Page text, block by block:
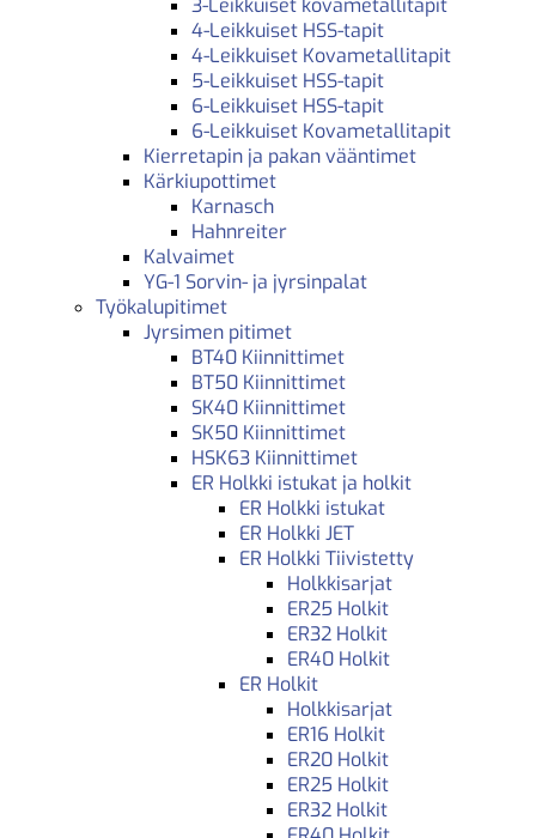
3-Leikkuiset kovametallitapit
4-Leikkuiset HSS-tapit
4-Leikkuiset Kovametallitapit
5-Leikkuiset HSS-tapit
6-Leikkuiset HSS-tapit
6-Leikkuiset Kovametallitapit
Kierretapin ja pakan vääntimet
Kärkiupottimet
Karnasch
Hahnreiter
Kalvaimet
YG-1 Sorvin- ja jyrsinpalat
Työkalupitimet
Jyrsimen pitimet
BT40 Kiinnittimet
BT50 Kiinnittimet
SK40 Kiinnittimet
SK50 Kiinnittimet
HSK63 Kiinnittimet
ER Holkki istukat ja holkit
ER Holkki istukat
ER Holkki JET
ER Holkki Tiivistetty
Holkkisarjat
ER25 Holkit
ER32 Holkit
ER40 Holkit
ER Holkit
Holkkisarjat
ER16 Holkit
ER20 Holkit
ER25 Holkit
ER32 Holkit